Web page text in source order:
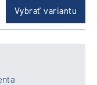
Vybrať variantu